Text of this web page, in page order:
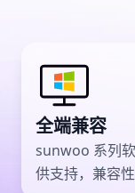
全端兼容
sunwoo 系列
供支持，兼容性